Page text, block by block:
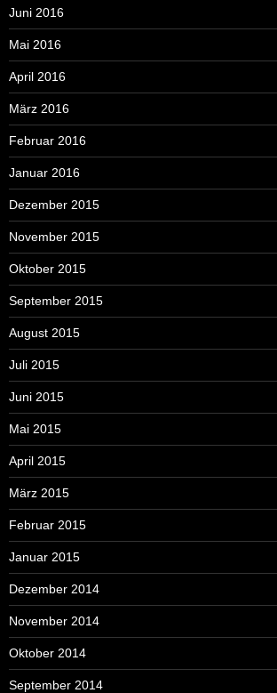
Juni 2016
Mai 2016
April 2016
März 2016
Februar 2016
Januar 2016
Dezember 2015
November 2015
Oktober 2015
September 2015
August 2015
Juli 2015
Juni 2015
Mai 2015
April 2015
März 2015
Februar 2015
Januar 2015
Dezember 2014
November 2014
Oktober 2014
September 2014